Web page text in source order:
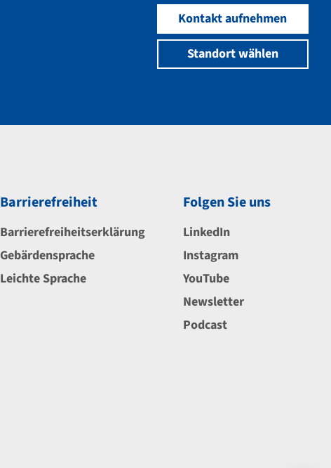
Kontakt aufnehmen
Standort wählen
Barrierefreiheit
Barrierefreiheitserklärung
Gebärdensprache
Leichte Sprache
Folgen Sie uns
LinkedIn
Instagram
YouTube
Newsletter
Podcast